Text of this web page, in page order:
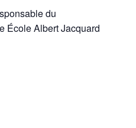
du
École Albert Jacquard